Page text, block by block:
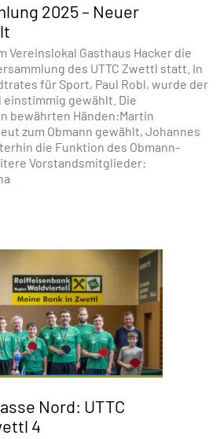
2025 – Neuer
Vereinslokal Gasthaus Hacker die
des UTTC Zwettl statt. In
für Sport, Paul Robl, wurde der
gewählt. Die
bewährten Händen:Martin
zum Obmann gewählt, Johannes
die Funktion des Obmann-
Vorstandsmitglieder:
Nord: UTTC
4